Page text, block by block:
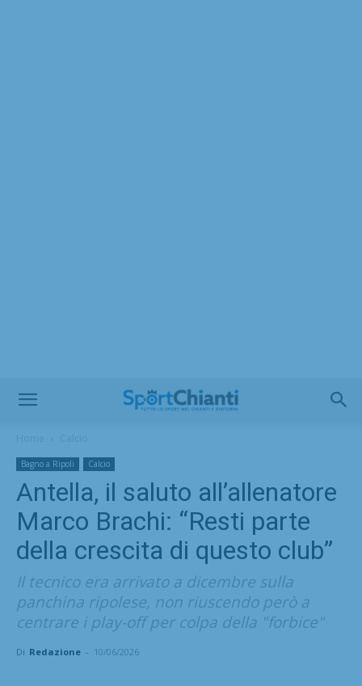
Bagno a Ripoli Calcio
Antella, il saluto all’allenatore
Marco Brachi: “Resti parte
della crescita di questo club”
Il tecnico era arrivato a dicembre sulla
panchina ripolese, non riuscendo però a
centrare i play-off per colpa della "forbice"
Di Redazione - 10/06/2026